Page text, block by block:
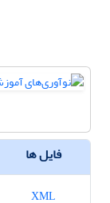
فایل ها